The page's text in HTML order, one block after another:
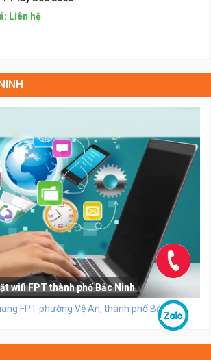
Liên hệ
wifi FPT thành phố Bắc Ninh
FPT phường Vệ An, thành phố Bắc Ninh